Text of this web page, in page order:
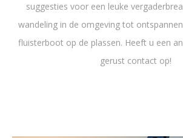
suggesties voor een leuke
wandeling in de omgeving tot
fluisterboot op de plassen. Heeft u een
gerust contact op!